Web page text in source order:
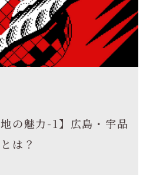
の魅力-1】広島・宇品
は？